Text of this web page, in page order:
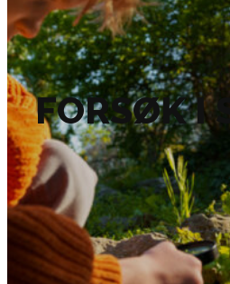
FORSØK I